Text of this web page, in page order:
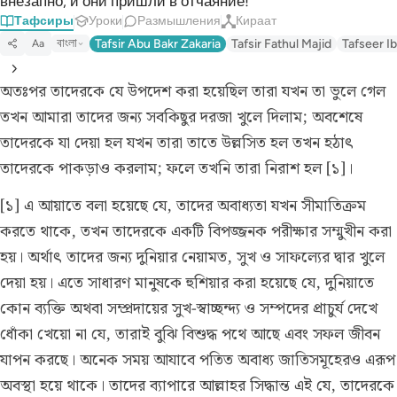
Тафсиры Уроки Размышления Кираат
Aa বাংলা Tafsir Abu Bakr Zakaria Tafsir Fathul Majid Tafseer
অতঃপর তাদেরকে যে উপদেশ করা হয়েছিল তারা যখন তা ভুলে গেল
তখন আমারা তাদের জন্য সবকিছুর দরজা খুলে দিলাম; অবশেষে
তাদেরকে যা দেয়া হল যখন তারা তাতে উল্লসিত হল তখন হঠাৎ
তাদেরকে পাকড়াও করলাম; ফলে তখনি তারা নিরাশ হল [১]।
[১] এ আয়াতে বলা হয়েছে যে, তাদের অবাধ্যতা যখন সীমাতিক্রম
করতে থাকে, তখন তাদেরকে একটি বিপজ্জনক পরীক্ষার সম্মুখীন করা
হয়। অর্থাৎ তাদের জন্য দুনিয়ার নেয়ামত, সুখ ও সাফল্যের দ্বার খুলে
দেয়া হয়। এতে সাধারণ মানুষকে হুশিয়ার করা হয়েছে যে, দুনিয়াতে
কোন ব্যক্তি অথবা সম্প্রদায়ের সুখ-স্বাচ্ছন্দ্য ও সম্পদের প্রাচুর্য দেখে
ধোঁকা খেয়ো না যে, তারাই বুঝি বিশুদ্ধ পথে আছে এবং সফল জীবন
যাপন করছে। অনেক সময় আযাবে পতিত অবাধ্য জাতিসমূহেরও এরূপ
অবস্থা হয়ে থাকে। তাদের ব্যাপারে আল্লাহর সিদ্ধান্ত এই যে, তাদেরকে